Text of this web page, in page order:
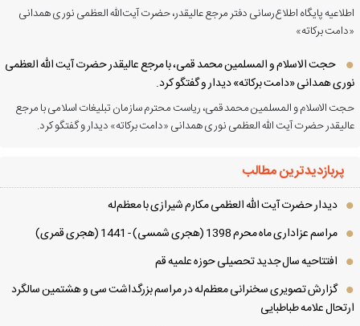
پایگاه اطلاع‌رسانی دفتر مرجع عالیقدر، حضرت آیت‌الله العظمی نوری همدانی
برکاته»
حجت الاسلام و المسلمین محمد قمی، با مرجع عالیقدر حضرت آیت الله العظمی
همدانی «دامت برکاته» دیدار و گفتگو کرد.
الاسلام و المسلمین محمد قمی، ریاست محترم سازمان تبلیغات اسلامی با مرجع
حضرت آیت الله العظمی نوری همدانی «دامت برکاته» دیدار و گفتگو کرد.
پربازدیدترین مطالب
دیدار حضرت آیت الله العظمی مكارم شیرازی با معظم‌له
مراسم عزاداری ماه محرم 1398 (هجری شمسی) - 1441 (هجری قمری)
افتتاحیه سال جدید تحصیلی حوزه علمیه قم
گزارش تصویری سخنرانی معظم‌له در مراسم بزرگداشت سی و هشتمین سالگرد
علامه طباطبایی